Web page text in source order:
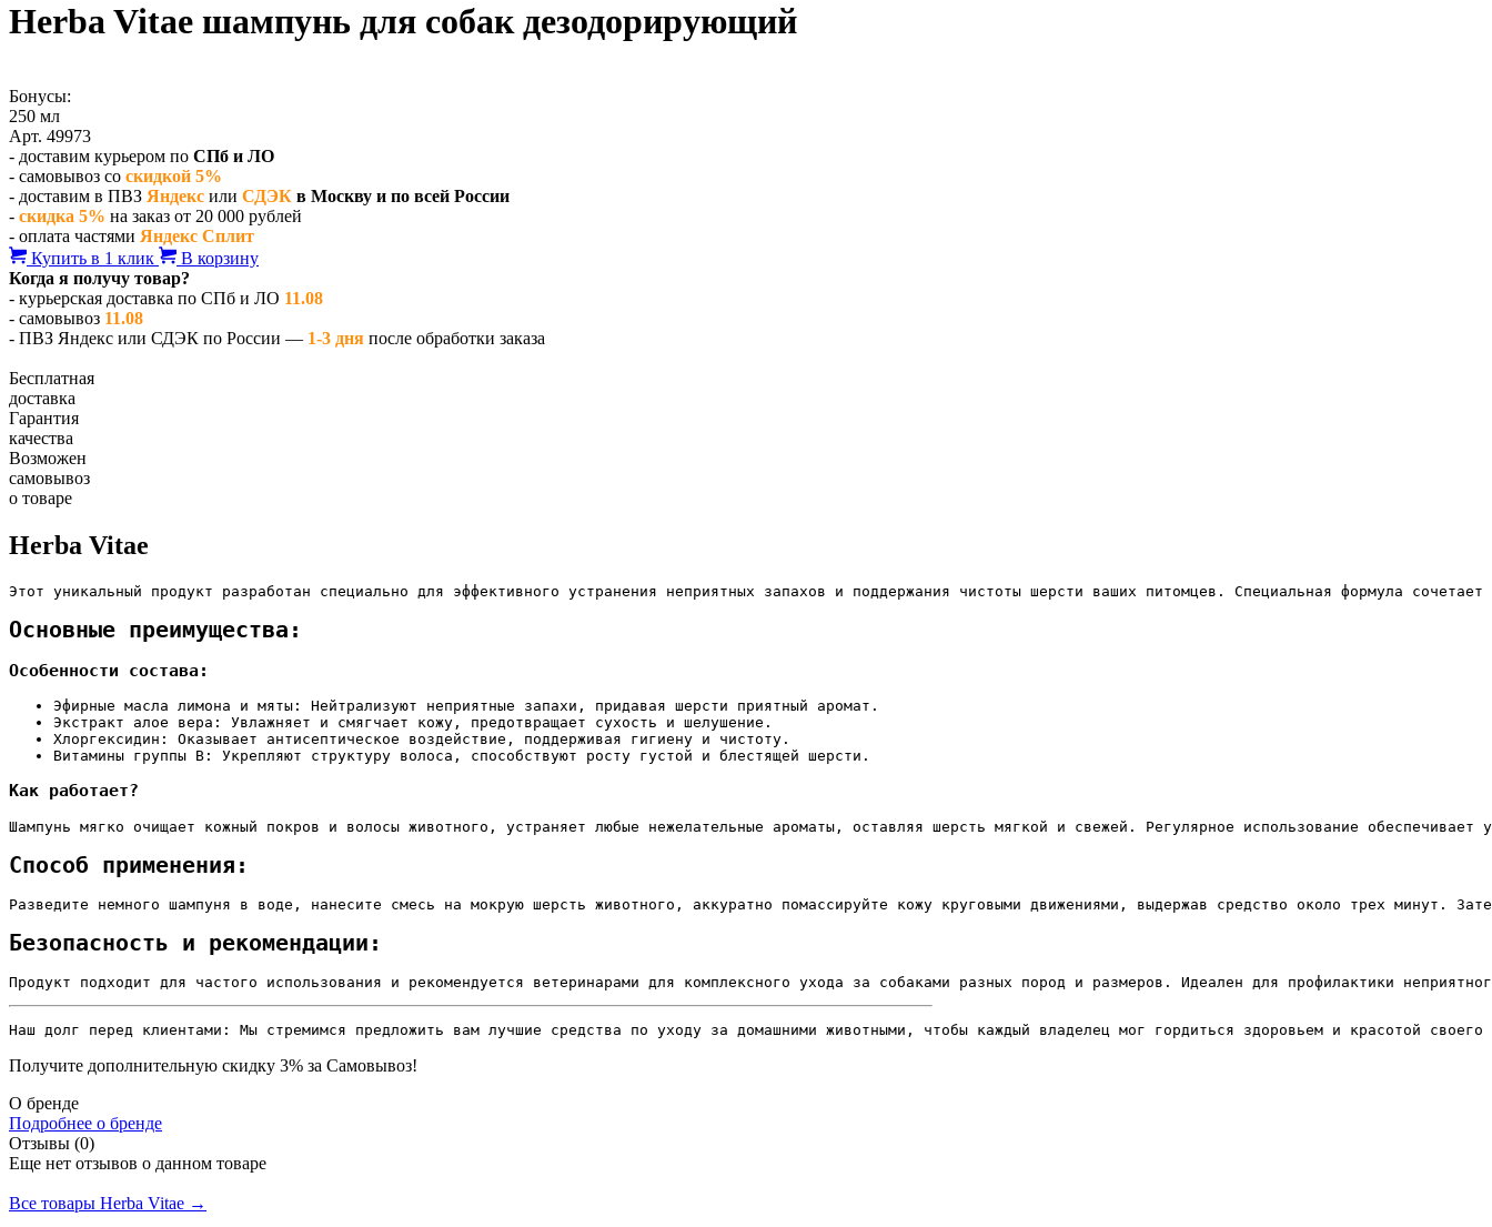
Herba Vitae шампунь для собак дезодорирующий
Бонусы:
250 мл
Арт. 49973
- доставим курьером по СПб и ЛО
- самовывоз со скидкой 5%
- доставим в ПВЗ Яндекс или СДЭК в Москву и по всей России
- скидка 5% на заказ от 20 000 рублей
- оплата частями Яндекс Сплит
Купить в 1 клик
В корзину
Когда я получу товар?
- курьерская доставка по СПб и ЛО 11.08
- самовывоз 11.08
- ПВЗ Яндекс или СДЭК по России — 1-3 дня после обработки заказа
Бесплатная
доставка
Гарантия
качества
Возможен
самовывоз
о товаре
Herba Vitae
Этот уникальный продукт разработан специально для эффективного устранения неприятных запахов и поддержания чистоты шерсти ваших питомцев. Специальная формула
Основные преимущества:
Особенности состава:
Эфирные масла лимона и мяты: Нейтрализуют неприятные запахи, придавая шерсти приятный аромат.
Экстракт алое вера: Увлажняет и смягчает кожу, предотвращает сухость и шелушение.
Хлоргексидин: Оказывает антисептическое воздействие, поддерживая гигиену и чистоту.
Витамины группы B: Укрепляют структуру волоса, способствуют росту густой и блестящей шерсти.
Как работает?
Шампунь мягко очищает кожный покров и волосы животного, устраняет любые нежелательные ароматы, оставляя шерсть мягкой и свежей. Регулярное использование обеспечивает
Способ применения:
Разведите немного шампуня в воде, нанесите смесь на мокрую шерсть животного, аккуратно помассируйте кожу круговыми движениями, выдержав средство около трех минут.
Безопасность и рекомендации:
Продукт подходит для частого использования и рекомендуется ветеринарами для комплексного ухода за собаками разных пород и размеров. Идеален для профилактики
Наш долг перед клиентами: Мы стремимся предложить вам лучшие средства по уходу за домашними животными, чтобы каждый владелец мог гордиться здоровьем и красотой
Получите дополнительную скидку 3% за Самовывоз!
О бренде
Подробнее о бренде
Отзывы (0)
Еще нет отзывов о данном товаре
Все товары Herba Vitae →